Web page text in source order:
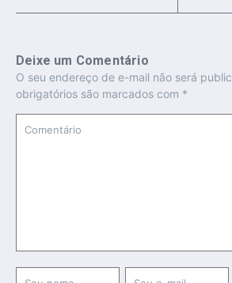
Deixe um Comentário
O seu endereço de e-mail não será
obrigatórios são marcados com *